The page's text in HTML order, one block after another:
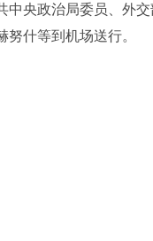
政治局委员、外交
什等到机场送行。